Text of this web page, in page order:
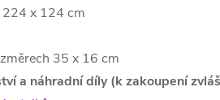
224 x 124 cm
35 x 16 cm
a náhradní díly (k zakoupení